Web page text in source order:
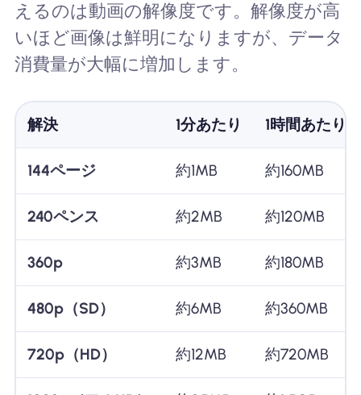
えるのは動画の解像度です。解像度が高
いほど画像は鮮明になりますが、データ
消費量が大幅に増加します。
解決 1分あたり 1時間あたり
144ページ 約1MB 約160MB
240ペンス 約2MB 約120MB
360p 約3MB 約180MB
480p（SD） 約6MB 約360MB
720p（HD） 約12MB 約720MB